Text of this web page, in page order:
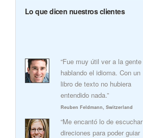
Lo que dicen nuestros clientes
“Fue muy útil ver a la gente
hablando el idioma. Con un
libro de texto no hubiera
entendido nada.”
Reuben Feldmann, Switzerland
“Me encantó lo de escuchar
direciones para poder guiar